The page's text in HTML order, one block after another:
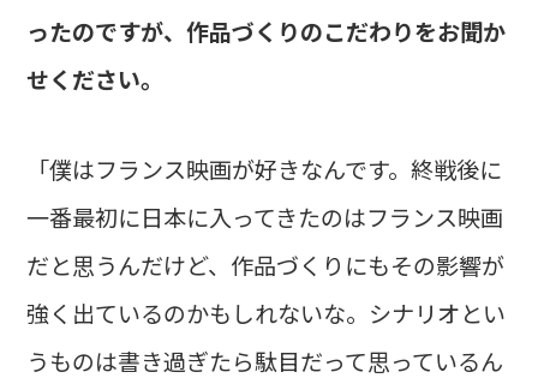
ったのですが、作品づくりのこだわりをお聞か
せください。
「僕はフランス映画が好きなんです。終戦後に
一番最初に日本に入ってきたのはフランス映画
だと思うんだけど、作品づくりにもその影響が
強く出ているのかもしれないな。シナリオとい
うものは書き過ぎたら駄目だって思っているん